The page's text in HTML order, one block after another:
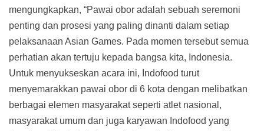
mengungkapkan, “Pawai obor adalah sebuah seremoni
penting dan prosesi yang paling dinanti dalam setiap
pelaksanaan Asian Games. Pada momen tersebut semua
perhatian akan tertuju kepada bangsa kita, Indonesia.
Untuk menyukseskan acara ini, Indofood turut
menyemarakkan pawai obor di 6 kota dengan melibatkan
berbagai elemen masyarakat seperti atlet nasional,
masyarakat umum dan juga karyawan Indofood yang